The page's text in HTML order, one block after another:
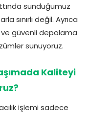
sunduğumuz
sınırlı değil. Ayrıca
güvenli depolama
sunuyoruz.
Kaliteyi
işlemi sadece